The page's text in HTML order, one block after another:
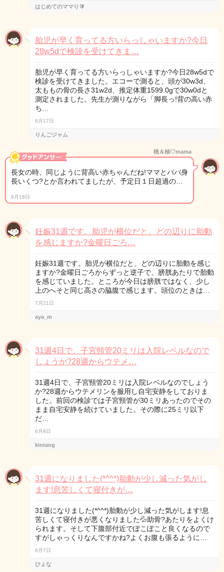
はじめてのママり🔰
胎児が早く育ってる方いらっしゃいますか?今日
28w5dで検診を受けてきま…
胎児が早く育ってる方いらっしゃいますか?今日28w5dで
検診を受けてきました。エコーで測ると、頭が30w3d、
太ももの骨の長さ31w2d、推定体重1599.0gで30w0dと
測定されました。先生が測りながら「脚長っ!背の高い赤
ち…
8月17日
りんごジャム
桃＆柚♡mama
長女の時、同じように背高い赤ちゃんだね!ママとパパ身
長いくつ?とか言われてましたが、予定日１日超過の…
8月18日
妊娠31週です。胎児が横位だと、どの辺りに胎動
を感じますか?金曜日ごろ…
妊娠31週です。胎児が横位だと、どの辺りに胎動を感じ
ますか?金曜日ごろからずっと逆子で、膀胱あたりで胎動
を感じていました。ところが今日は膀胱ではなく、少し
上のへそと同じ高さの脇腹で感じます。頭位のときは…
7月21日
aya_m
31週4日で、子宮頸管20ミリは入院レベルなので
しょうか?28週からウテメ…
31週4日で、子宮頸管20ミリは入院レベルなのでしょう
か?28週からウテメリンを服用し自宅安静をしておりま
した。前回の検診では子宮頸管が30ミリあったのでその
まま自宅安静を続けていました。その際に25ミリ以下
だ…
6月8日
kintang
31週になりました(*^^*)胎動が少し減った気がし
ます!息苦しくて寝付きが…
31週になりました(*^^*)胎動が少し減った気がします!息
苦しくて寝付きが悪くなりました💦助骨?あたりをよくけ
られます。そして下腹部付近でぽこぽこと良くなるので
すがしゃっくりなんですかね?よくお腹も張るように…
6月7日
ひょな